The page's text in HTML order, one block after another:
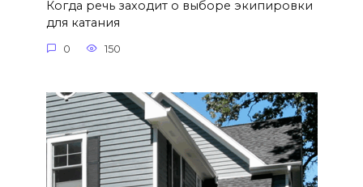
Когда речь заходит о выборе экипировки
для катания
0 150